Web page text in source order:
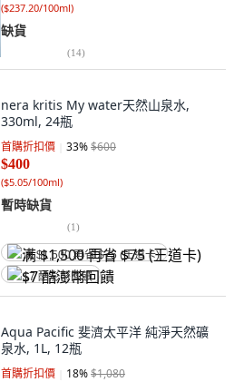
($237.20/100ml)
缺貨
(14)
nera kritis My water天然山泉水,
330ml, 24瓶
首購折扣價 33%$600
$400
($5.05/100ml)
暫時缺貨
(1)
满 $1,500 再省 $75 (王道卡)
$7 酷澎幣回饋
Aqua Pacific 斐濟太平洋 純淨天然礦
泉水, 1L, 12瓶
首購折扣價 18%$1,080